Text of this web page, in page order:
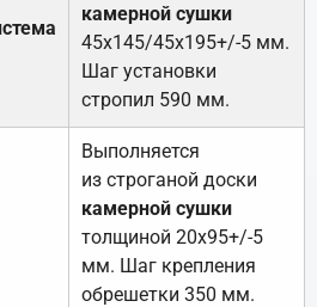
камерной сушки
45х145/45х195+/-5 мм.
Шаг установки
стропил 590 мм.
Выполняется
из строганой доски
камерной сушки
толщиной 20х95+/-5
мм. Шаг крепления
обрешетки 350 мм.